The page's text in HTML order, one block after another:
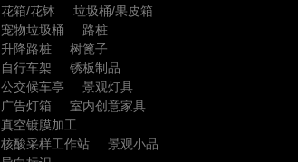
花箱/花钵
垃圾桶/果皮箱
宠物垃圾桶
路桩
升降路桩
树篦子
自行车架
锈板制品
公交候车亭
景观灯具
广告灯箱
室内创意家具
真空镀膜加工
核酸采样工作站
景观小品